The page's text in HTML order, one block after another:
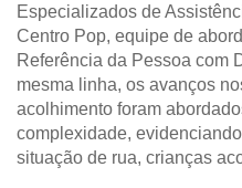
Especializados de
Centro Pop, equipe de
Referência da Pessoa com
mesma linha, os avanços
acolhimento foram
complexidade,
situação de rua, crianças